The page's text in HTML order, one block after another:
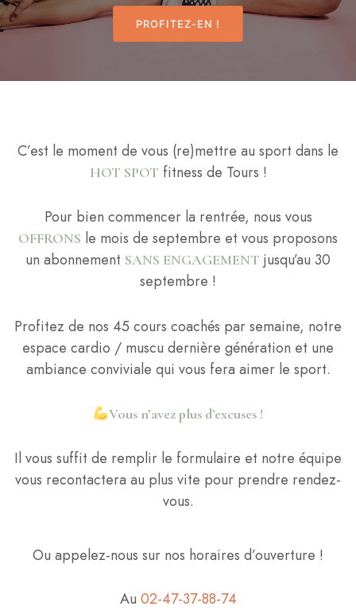
PROFITEZ-EN !
C’est le moment de vous (re)mettre au sport dans le
HOT SPOT fitness de Tours !
Pour bien commencer la rentrée, nous vous
OFFRONS le mois de septembre et vous proposons
un abonnement SANS ENGAGEMENT jusqu’au 30
septembre !
Profitez de nos 45 cours coachés par semaine, notre
espace cardio / muscu dernière génération et une
ambiance conviviale qui vous fera aimer le sport.
Vous n’avez plus d’excuses !
Il vous suffit de remplir le formulaire et notre équipe
vous recontactera au plus vite pour prendre rendez-
vous.
Ou appelez-nous sur nos horaires d’ouverture !
Au 02-47-37-88-74